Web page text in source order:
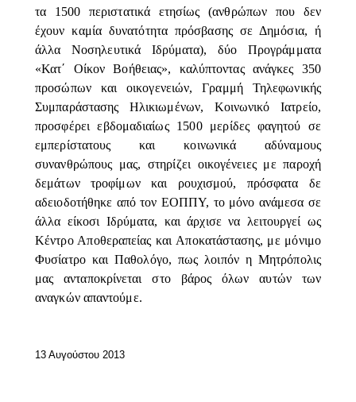
τα 1500 περιστατικά ετησίως (ανθρώπων που δεν
έχουν καμία δυνατότητα πρόσβασης σε Δημόσια, ή
άλλα Νοσηλευτικά Ιδρύματα), δύο Προγράμματα
«Κατ΄ Οίκον Βοήθειας», καλύπτοντας ανάγκες 350
προσώπων και οικογενειών, Γραμμή Τηλεφωνικής
Συμπαράστασης Ηλικιωμένων, Κοινωνικό Ιατρείο,
προσφέρει εβδομαδιαίως 1500 μερίδες φαγητού σε
εμπερίστατους και κοινωνικά αδύναμους
συνανθρώπους μας, στηρίζει οικογένειες με παροχή
δεμάτων τροφίμων και ρουχισμού, πρόσφατα δε
αδειοδοτήθηκε από τον ΕΟΠΠΥ, το μόνο ανάμεσα σε
άλλα είκοσι Ιδρύματα, και άρχισε να λειτουργεί ως
Κέντρο Αποθεραπείας και Αποκατάστασης, με μόνιμο
Φυσίατρο και Παθολόγο, πως λοιπόν η Μητρόπολις
μας ανταποκρίνεται στο βάρος όλων αυτών των
αναγκών απαντούμε.
13 Αυγούστου 2013